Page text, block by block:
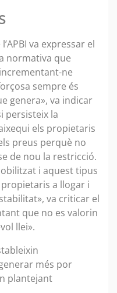
va expressar el
normativa que
ne
sempre és
genera», va indicar
persisteix la
els propietaris
preus perquè no
de nou la restricció.
i aquest tipus
a llogar i
va criticar el
que no es valorin
llei».
més por
plantejant